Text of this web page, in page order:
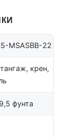
MSASBB-22
крен,
фунта